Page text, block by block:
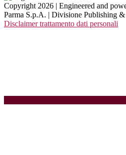
Copyright 2026 | Engineered and
Parma S.p.A. | Divisione Publishing
Disclaimer trattamento dati personali